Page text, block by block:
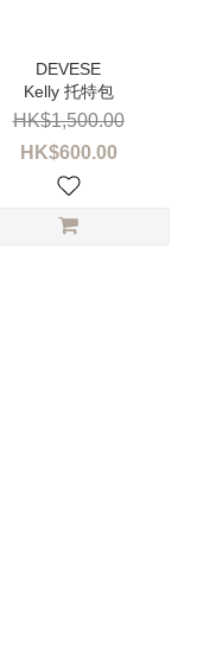
Kelly 托特包
HK$600.00
HK$1,500.00